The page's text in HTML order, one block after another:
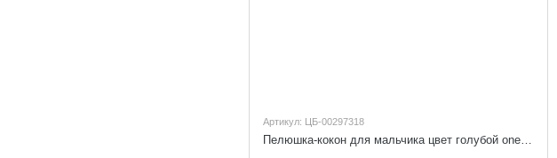
Артикул: ЦБ-00297318